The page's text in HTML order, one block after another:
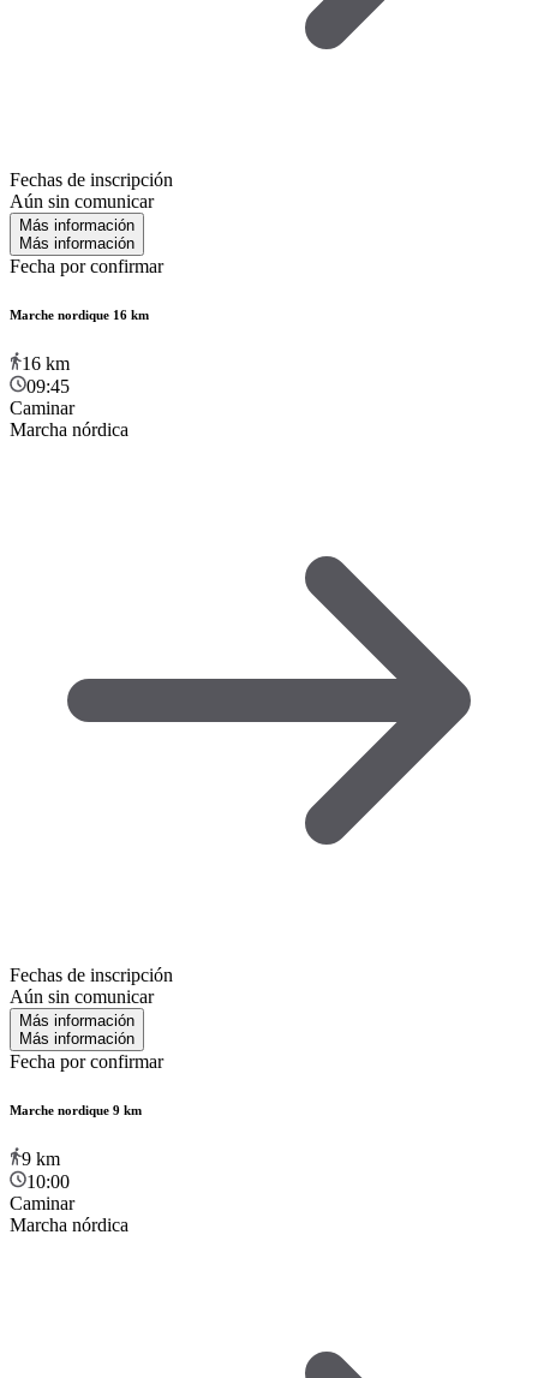
Fechas de inscripción
Aún sin comunicar
Más información
Más información
Fecha por confirmar
Marche nordique 16 km
16 km
09:45
Caminar
Marcha nórdica
Fechas de inscripción
Aún sin comunicar
Más información
Más información
Fecha por confirmar
Marche nordique 9 km
9 km
10:00
Caminar
Marcha nórdica